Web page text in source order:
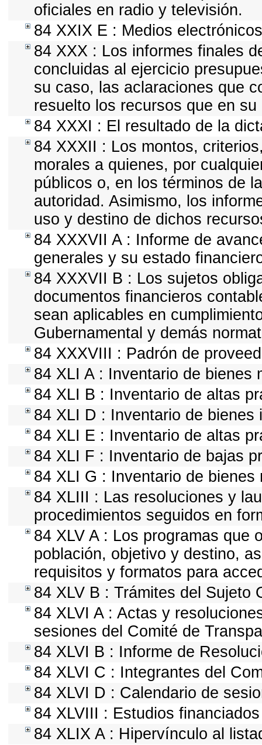
oficiales en radio y televisión.
84 XXIX E : Medios
84 XXX : Los informes finales
concluidas al ejercicio
su caso, las aclaraciones que
resuelto los recursos que en
84 XXXI : El resultado de la
84 XXXII : Los montos,
morales a quienes, por
públicos o, en los términos de
autoridad. Asimismo, los
uso y destino de dichos
84 XXXVII A : Informe de
generales y su estado
84 XXXVII B : Los sujetos
documentos financieros
sean aplicables en
Gubernamental y demás
84 XXXVIII : Padrón de
84 XLI A : Inventario de bienes
84 XLI B : Inventario de altas
84 XLI D : Inventario de bienes
84 XLI E : Inventario de altas
84 XLI F : Inventario de bajas
84 XLI G : Inventario de
84 XLIII : Las resoluciones y
procedimientos seguidos en
84 XLV A : Los programas que
población, objetivo y destino,
requisitos y formatos para
84 XLV B : Trámites del Sujeto
84 XLVI A : Actas y
sesiones del Comité de
84 XLVI B : Informe de
84 XLVI C : Integrantes del
84 XLVI D : Calendario de
84 XLVIII : Estudios
84 XLIX A : Hipervínculo al